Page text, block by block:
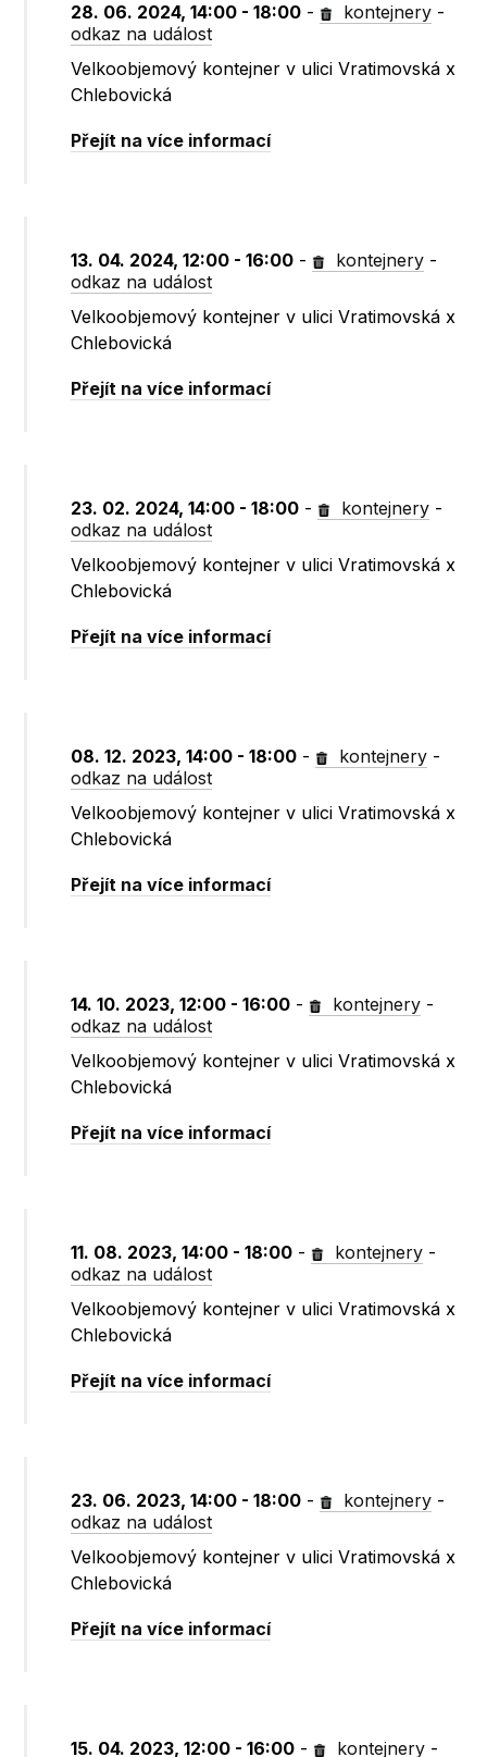
28. 06. 2024, 14:00 - 18:00 - kontejnery -
odkaz na událost
Velkoobjemový kontejner v ulici Vratimovská x
Chlebovická
Přejít na více informací
13. 04. 2024, 12:00 - 16:00 - kontejnery -
odkaz na událost
Velkoobjemový kontejner v ulici Vratimovská x
Chlebovická
Přejít na více informací
23. 02. 2024, 14:00 - 18:00 - kontejnery -
odkaz na událost
Velkoobjemový kontejner v ulici Vratimovská x
Chlebovická
Přejít na více informací
08. 12. 2023, 14:00 - 18:00 - kontejnery -
odkaz na událost
Velkoobjemový kontejner v ulici Vratimovská x
Chlebovická
Přejít na více informací
14. 10. 2023, 12:00 - 16:00 - kontejnery -
odkaz na událost
Velkoobjemový kontejner v ulici Vratimovská x
Chlebovická
Přejít na více informací
11. 08. 2023, 14:00 - 18:00 - kontejnery -
odkaz na událost
Velkoobjemový kontejner v ulici Vratimovská x
Chlebovická
Přejít na více informací
23. 06. 2023, 14:00 - 18:00 - kontejnery -
odkaz na událost
Velkoobjemový kontejner v ulici Vratimovská x
Chlebovická
Přejít na více informací
15. 04. 2023, 12:00 - 16:00 - kontejnery -